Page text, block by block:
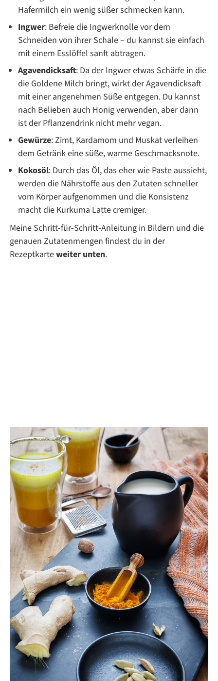
Hafermilch ein wenig süßer schmecken kann.
Ingwer: Befreie die Ingwerknolle vor dem
Schneiden von ihrer Schale – du kannst sie einfach
mit einem Esslöffel sanft abtragen.
Agavendicksaft: Da der Ingwer etwas Schärfe in die
die Goldene Milch bringt, wirkt der Agavendicksaft
mit einer angenehmen Süße entgegen. Du kannst
nach Belieben auch Honig verwenden, aber dann
ist der Pflanzendrink nicht mehr vegan.
Gewürze: Zimt, Kardamom und Muskat verleihen
dem Getränk eine süße, warme Geschmacksnote.
Kokosöl: Durch das Öl, das eher wie Paste aussieht,
werden die Nährstoffe aus den Zutaten schneller
vom Körper aufgenommen und die Konsistenz
macht die Kurkuma Latte cremiger.
Meine Schritt-für-Schritt-Anleitung in Bildern und die
genauen Zutatenmengen findest du in der
Rezeptkarteweiter unten.